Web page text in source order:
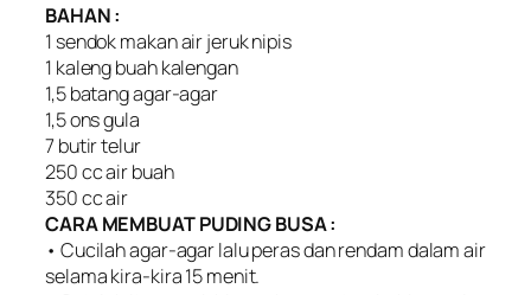
BAHAN :
1 sendok makan air jeruk nipis
1 kaleng buah kalengan
1,5 batang agar-agar
1,5 ons gula
7 butir telur
250 cc air buah
350 cc air
CARA MEMBUAT PUDING BUSA :
• Cucilah agar-agar lalu peras dan rendam dalam air
selama kira-kira 15 menit.